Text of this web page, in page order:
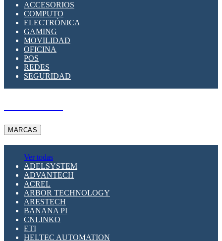
SUPRESOR DE TRANSIENTES SPDS PARA
APLICACIONES FOTOVOLTAICAS
ACCESORIOS
COMPUTO
ELECTRÓNICA
GAMING
MOVILIDAD
OFICINA
POS
REDES
SEGURIDAD
MARCAS
Ver todas
ADELSYSTEM
ADVANTECH
ACREL
ARBOR TECHNOLOGY
ARESTECH
BANANA PI
CNLINKO
ETI
HELTEC AUTOMATION